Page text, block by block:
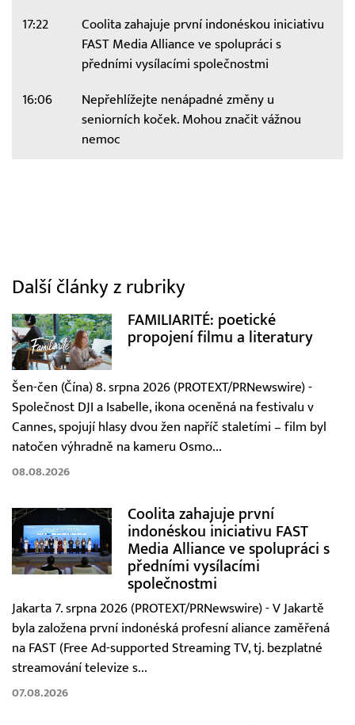
17:22
Coolita zahajuje první indonéskou iniciativu
FAST Media Alliance ve spolupráci s
předními vysílacími společnostmi
16:06
Nepřehlížejte nenápadné změny u
seniorních koček. Mohou značit vážnou
nemoc
Další články z rubriky
FAMILIARITÉ: poetické
propojení filmu a literatury
Šen-čen (Čína) 8. srpna 2026 (PROTEXT/PRNewswire) -
Společnost DJI a Isabelle, ikona oceněná na festivalu v
Cannes, spojují hlasy dvou žen napříč staletími – film byl
natočen výhradně na kameru Osmo...
08.08.2026
Coolita zahajuje první
indonéskou iniciativu FAST
Media Alliance ve spolupráci s
předními vysílacími
společnostmi
Jakarta 7. srpna 2026 (PROTEXT/PRNewswire) - V Jakartě
byla založena první indonéská profesní aliance zaměřená
na FAST (Free Ad-supported Streaming TV, tj. bezplatné
streamování televize s...
07.08.2026